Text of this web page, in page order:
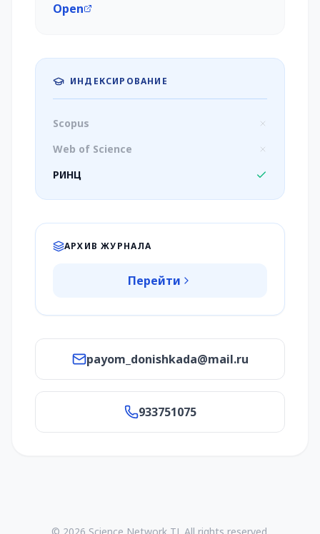
Open
ИНДЕКСИРОВАНИЕ
Scopus
Web of Science
РИНЦ
АРХИВ ЖУРНАЛА
Перейти
payom_donishkada@mail.ru
933751075